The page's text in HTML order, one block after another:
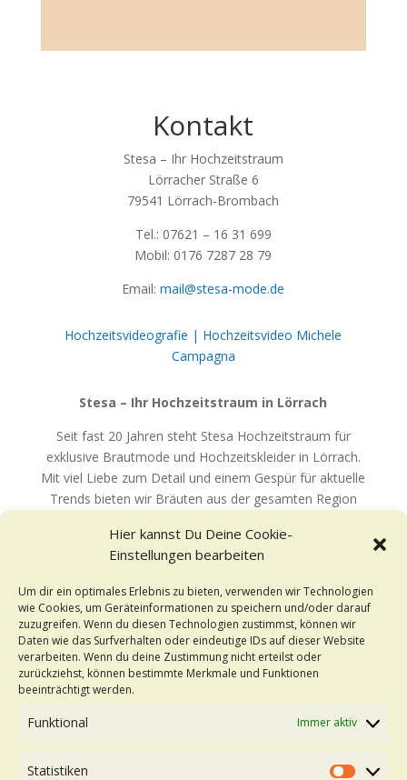
Hier kannst Du Deine Cookie-
Einstellungen bearbeiten
Um dir ein optimales Erlebnis zu bieten, verwenden wir Technologien
wie Cookies, um Geräteinformationen zu speichern und/oder darauf
zuzugreifen. Wenn du diesen Technologien zustimmst, können wir
Daten wie das Surfverhalten oder eindeutige IDs auf dieser Website
verarbeiten. Wenn du deine Zustimmung nicht erteilst oder
zurückziehst, können bestimmte Merkmale und Funktionen
beeinträchtigt werden.
Funktional Immer aktiv
Statistiken
Kontakt
Stesa – Ihr Hochzeitstraum
Lörracher Straße 6
79541 Lörrach-Brombach
Tel.: 07621 – 16 31 699
Mobil: 0176 7287 28 79
Email:mail@stesa-mode.de
Hochzeitsvideografie | Hochzeitsvideo Michele
Campagna
Stesa – Ihr Hochzeitstraum in Lörrach
Seit fast 20 Jahren steht Stesa Hochzeitstraum für
exklusive Brautmode und Hochzeitskleider in Lörrach.
Mit viel Liebe zum Detail und einem Gespür für aktuelle
Trends bieten wir Bräuten aus der gesamten Region
schönsten Tag im Leben.
auch elegante Abendkleider, Brautjungfernkleider,
Brautmutterkleider und Hochzeitsanzüge.
Ergänzt wird unser Angebot durch sorgfältig
ausgewählte Brautaccessoires, die jedem Look den
letzten Schliff verleihen.
eine hauseigene Schneiderei, die Ihr Kleid individuell auf